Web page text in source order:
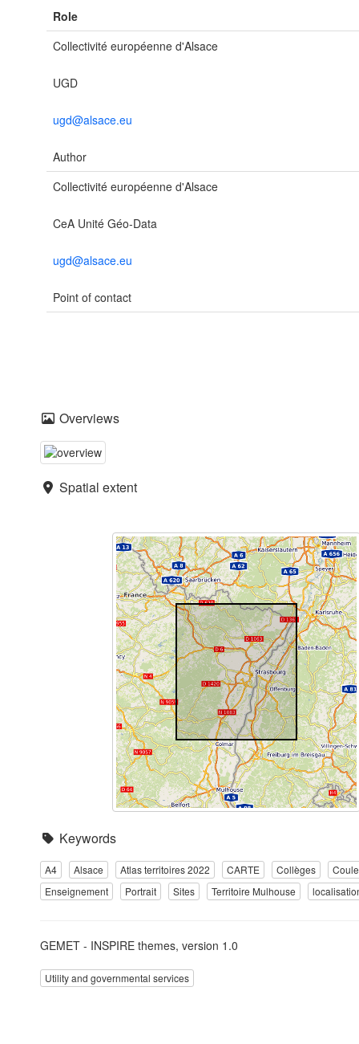
Role
Collectivité européenne d'Alsace
UGD
ugd@alsace.eu
Author
Collectivité européenne d'Alsace
CeA Unité Géo-Data
ugd@alsace.eu
Point of contact
Overviews
Spatial extent
Keywords
A4 Alsace Atlas territoires 2022 CARTE Collèges
Enseignement
Portrait Sites Territoire Mulhouse
GEMET - INSPIRE themes, version 1.0
Utility and governmental services